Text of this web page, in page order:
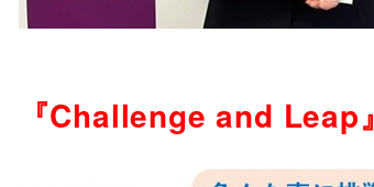
『Challenge and Leap』